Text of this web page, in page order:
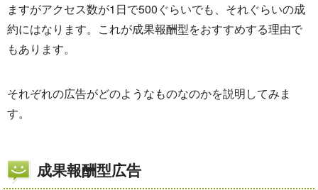
ますがアクセス数が1日で500ぐらいでも、それぐらいの成
約にはなります。これが成果報酬型をおすすめする理由で
もあります。
それぞれの広告がどのようなものなのかを説明してみま
す。
成果報酬型広告